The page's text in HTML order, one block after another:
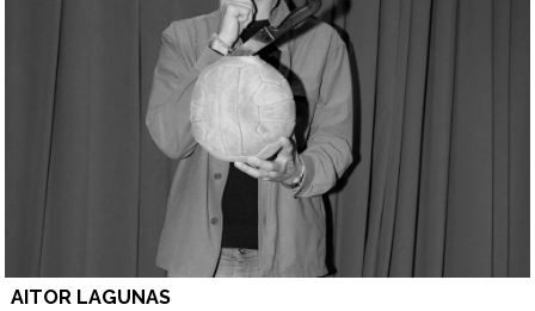
AITOR LAGUNAS